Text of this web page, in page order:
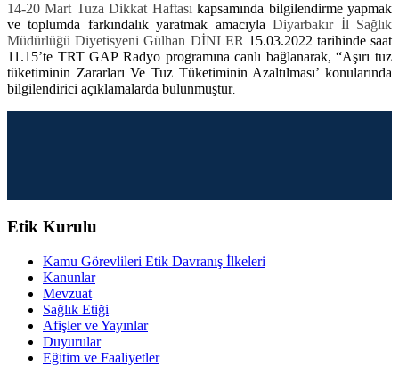
14-20 Mart Tuza Dikkat Haftası kapsamında bilgilendirme yapmak
ve toplumda farkındalık yaratmak amacıylaDiyarbakır İl Sağlık
Müdürlüğü Diyetisyeni Gülhan DİNLER 15.03.2022 tarihinde saat
11.15’te TRT GAP Radyo programına canlı bağlanarak, “Aşırı tuz
tüketiminin Zararları Ve Tuz Tüketiminin Azaltılması’ konularında
bilgilendirici açıklamalarda bulunmuştur.
Etik Kurulu
Kamu Görevlileri Etik Davranış İlkeleri
Kanunlar
Mevzuat
Sağlık Etiği
Afişler ve Yayınlar
Duyurular
Eğitim ve Faaliyetler